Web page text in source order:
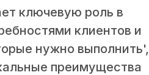
ключевую роль в
клиентов и
нужно выполнить',
преимущества